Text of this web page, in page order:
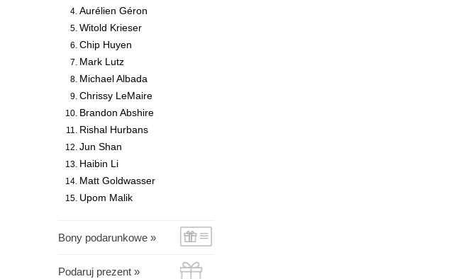
Aurélien Géron
Witold Krieser
Chip Huyen
Mark Lutz
Michael Albada
Chrissy LeMaire
Brandon Abshire
Rishal Hurbans
Jun Shan
Haibin Li
Matt Goldwasser
Upom Malik
Bony podarunkowe »
Podaruj prezent »